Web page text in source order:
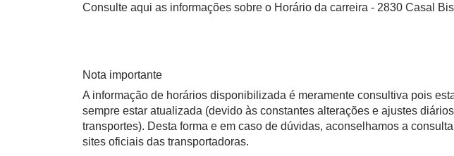
Consulte aqui as informações sobre o Horário da carreira - 2830 Casal
Nota importante
A informação de horários disponibilizada é meramente consultiva pois
sempre estar atualizada (devido às constantes alterações e ajustes
transportes). Desta forma e em caso de dúvidas, aconselhamos a
sites oficiais das transportadoras.